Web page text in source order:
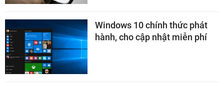
Windows 10 chính thức phát
hành, cho cập nhật miễn phí